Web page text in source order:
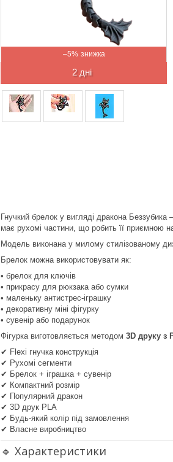
–5%
2 дні
Гнучкий брелок у вигляді дракона Беззубика
має рухомі частини, що робить її приємною
Модель виконана у милому стилізованому
Брелок можна використовувати як:
• брелок для ключів
• прикрасу для рюкзака або сумки
• маленьку антистрес-іграшку
• декоративну міні фігурку
• сувенір або подарунок
Фігурка виготовляється методом 3D друку з
✔ Flexi гнучка конструкція
✔ Рухомі сегменти
✔ Брелок + іграшка + сувенір
✔ Компактний розмір
✔ Популярний дракон
✔ 3D друк PLA
✔ Будь-який колір під замовлення
✔ Власне виробництво
🔹 Характеристики